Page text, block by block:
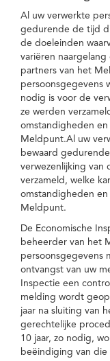
Al uw verwerkte
gedurende de tijd
de doeleinden
variëren
partners van het
persoonsgegevens
nodig is voor de
ze werden
omstandigheden
Meldpunt.Al uw
bewaard
verwezenlijking van
verzameld, welke
omstandigheden
Meldpunt.
De Economische
beheerder van het
persoonsgegevens
ontvangst van uw
Inspectie een
melding wordt
jaar na sluiting van
gerechtelijke
10 jaar, zo nodig,
beëindiging van